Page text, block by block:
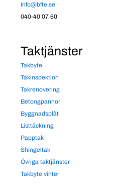
Info@bfte.se
040-40 07 60
Taktjänster
Takbyte
Takinspektion
Takrenovering
Betongpannor
Byggnadsplåt
Listtäckning
Papptak
Shingeltak
Övriga taktjänster
Takbyte vinter